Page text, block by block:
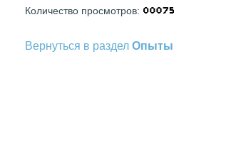
Количество просмотров:
Вернуться в раздел Опыты